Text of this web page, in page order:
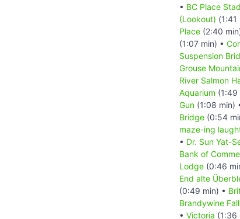
• BC Place
(Lookout) (1:41
Place (2:40
(1:07 min) •
Suspension
Grouse
River Salmon
Aquarium (1:49
Gun (1:08 min)
Bridge (0:54
maze-ing
• Dr. Sun Yat-
Bank of
Lodge (0:46
End alte
(0:49 min) •
Brandywine
• Victoria (1:36